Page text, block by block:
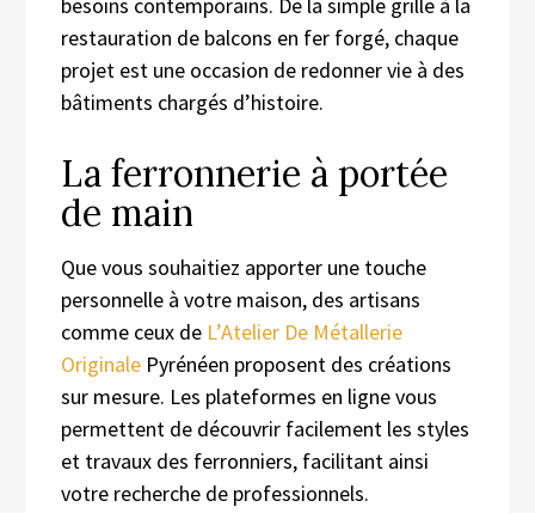
restauration de balcons en fer forgé, chaque
projet est une occasion de redonner vie à des
bâtiments chargés d’histoire.
La ferronnerie à portée
de main
Que vous souhaitiez apporter une touche
personnelle à votre maison, des artisans
comme ceux de L’Atelier De Métallerie
Originale Pyrénéen proposent des créations
sur mesure. Les plateformes en ligne vous
permettent de découvrir facilement les styles
et travaux des ferronniers, facilitant ainsi
votre recherche de professionnels.